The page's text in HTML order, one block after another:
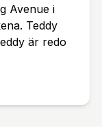
Avenue i
Teddy
är redo